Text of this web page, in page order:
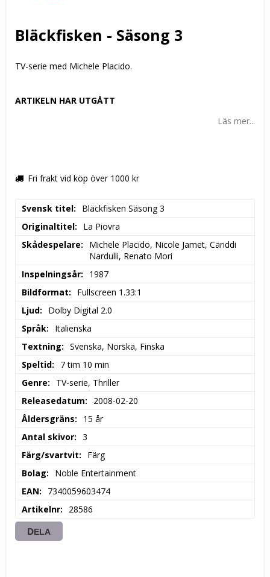
Bläckfisken - Säsong 3
TV-serie med Michele Placido.
ARTIKELN HAR UTGÅTT
Läs mer...
Fri frakt vid köp över 1000 kr
Svensk titel
Bläckfisken Säsong 3
Originaltitel
La Piovra
Skådespelare
Michele Placido, Nicole Jamet, Cariddi
Nardulli, Renato Mori
Inspelningsår
1987
Bildformat
Fullscreen 1.33:1
Ljud
Dolby Digital 2.0
Språk
Italienska
Textning
Svenska, Norska, Finska
Speltid
7 tim 10 min
Genre
TV-serie, Thriller
Releasedatum
2008-02-20
Åldersgräns
15 år
Antal skivor
3
Färg/svartvit
Färg
Bolag
Noble Entertainment
EAN
7340059603474
Artikelnr
28586
DELA